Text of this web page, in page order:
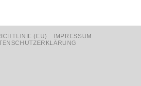
(EU)
IMPRESSUM